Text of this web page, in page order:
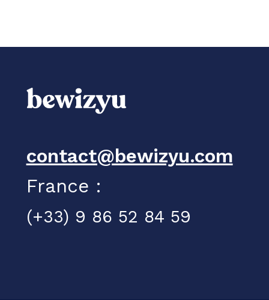
contact@bewizyu.com
France :
(+33) 9 86 52 84 59